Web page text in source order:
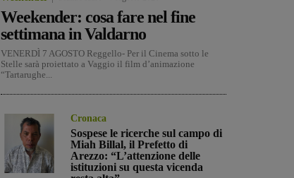
Weekender: cosa fare nel fine
settimana in Valdarno
VENERDÌ 7 AGOSTO Reggello- Per il Cinema sotto le
Stelle sarà proiettato a Vaggio il film d’animazione
“Tartarughe...
Cronaca
Sospese le ricerche sul campo di
Miah Billal, il Prefetto di
Arezzo: “L’attenzione delle
istituzioni su questa vicenda